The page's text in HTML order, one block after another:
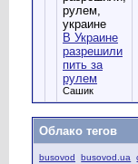
В Украине
разрешили
пить за
рулем
Сашик
Облако тегов
busovod busovod.ua